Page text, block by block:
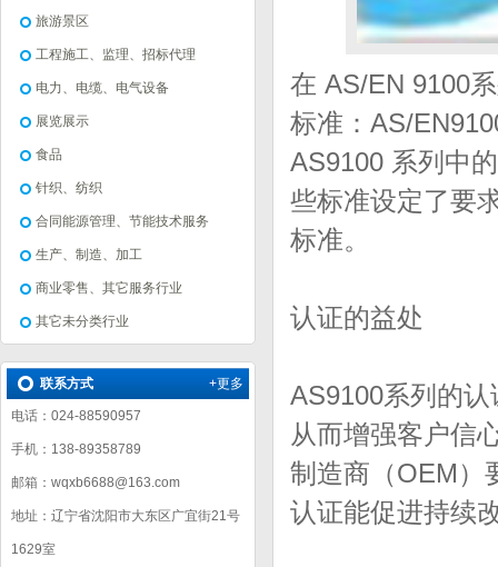
旅游景区
工程施工、监理、招标代理
电力、电缆、电气设备
展览展示
食品
针织、纺织
合同能源管理、节能技术服务
生产、制造、加工
商业零售、其它服务行业
其它未分类行业
+更多
联系方式
电话：024-88590957
手机：138-89358789
邮箱：wqxb6688@163.com
地址：辽宁省沈阳市大东区广宜街21号
1629室
在 AS/EN 9100
标准：AS/
AS9100 系列中
些标准设定了要
标准。
认证的益处
AS9100系列的
从而增强客户信
制造商（OEM）
认证能促进持续